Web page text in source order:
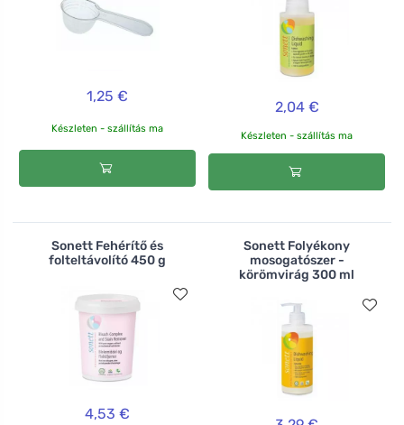
1,25 €
Készleten - szállítás ma
2,04 €
Készleten - szállítás ma
Sonett Fehérítő és
folteltávolító 450 g
4,53 €
Sonett Folyékony
mosogatószer -
körömvirág 300 ml